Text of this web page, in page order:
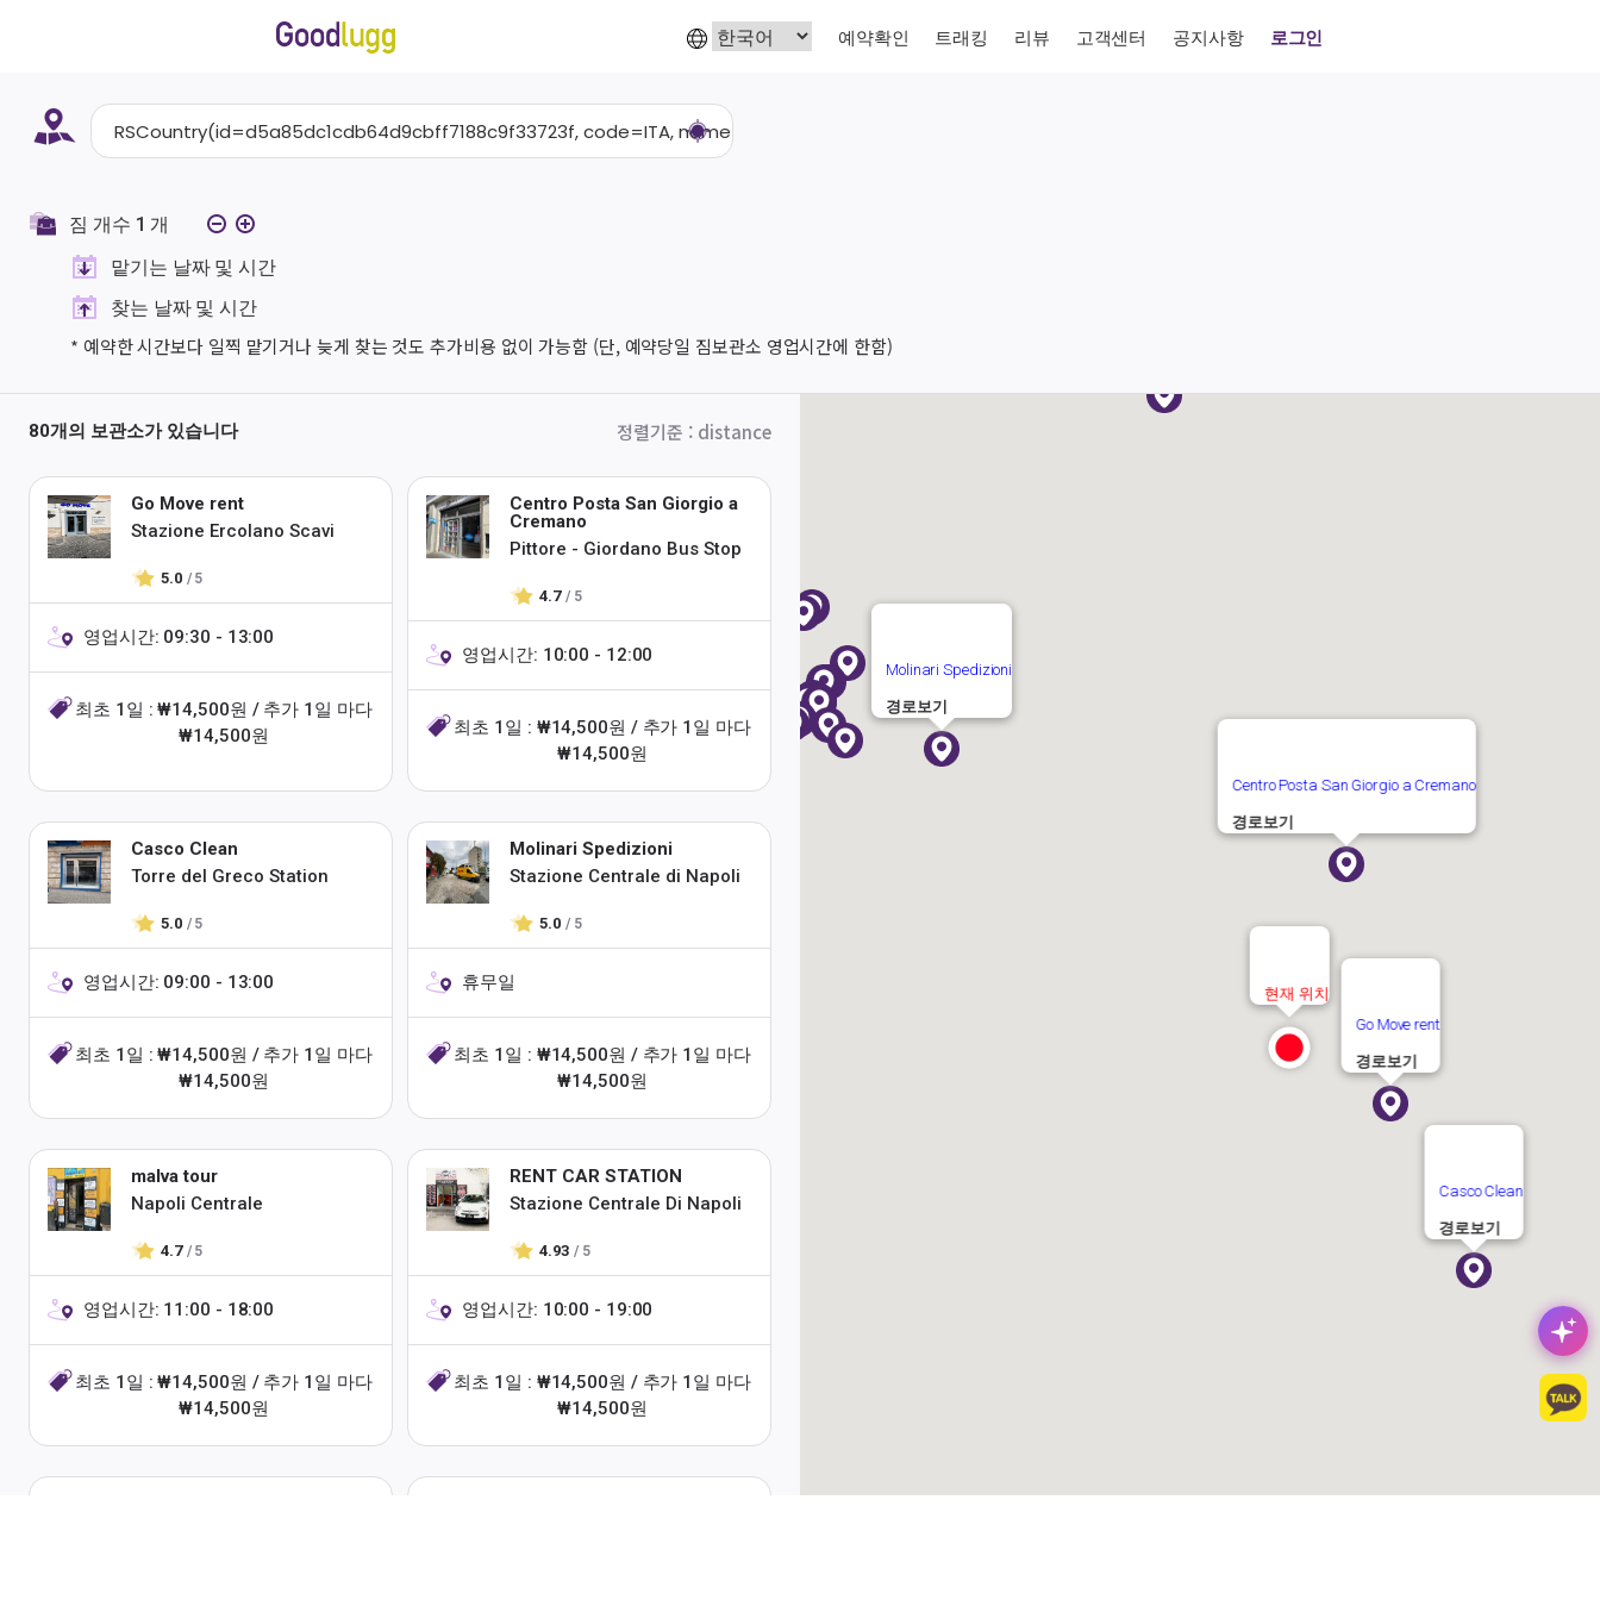
예약확인 트래킹 리뷰 고객센터 공지사항 로그인
짐 개수 1 개
맡기는 날짜 및 시간
찾는 날짜 및 시간
* 예약한 시간보다 일찍 맡기거나 늦게 찾는 것도 추가비용 없이 가능함 (단, 예약당일 짐보관소 영업시간에 한함)
80개의 보관소가 있습니다 정렬기준 : distance
Go Move rent
Stazione Ercolano Scavi
5.0 / 5
영업시간: 09:30 - 13:00
최초 1일 : ₩14,500원 / 추가 1일 마다
₩14,500원
Centro Posta San Giorgio a
Cremano
Pittore - Giordano Bus Stop
4.7 / 5
영업시간: 10:00 - 12:00
최초 1일 : ₩14,500원 / 추가 1일 마다
₩14,500원
Casco Clean
Torre del Greco Station
5.0 / 5
영업시간: 09:00 - 13:00
최초 1일 : ₩14,500원 / 추가 1일 마다
₩14,500원
Molinari Spedizioni
Stazione Centrale di Napoli
5.0 / 5
휴무일
최초 1일 : ₩14,500원 / 추가 1일 마다
₩14,500원
malva tour
Napoli Centrale
4.7 / 5
영업시간: 11:00 - 18:00
최초 1일 : ₩14,500원 / 추가 1일 마다
₩14,500원
RENT CAR STATION
Stazione Centrale Di Napoli
4.93 / 5
영업시간: 10:00 - 19:00
최초 1일 : ₩14,500원 / 추가 1일 마다
₩14,500원
현재 위치
Go Move rent
경로보기
Centro Posta San Giorgio a Cremano
경로보기
Casco Clean
경로보기
Molinari Spedizioni
경로보기